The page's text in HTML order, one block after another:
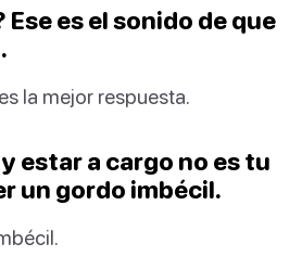
Ese es el sonido de que
la mejor respuesta.
estar a cargo no es tu
un gordo imbécil.